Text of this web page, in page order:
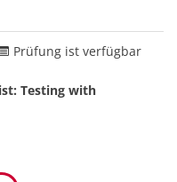
Prüfung ist verfügbar
Testing with